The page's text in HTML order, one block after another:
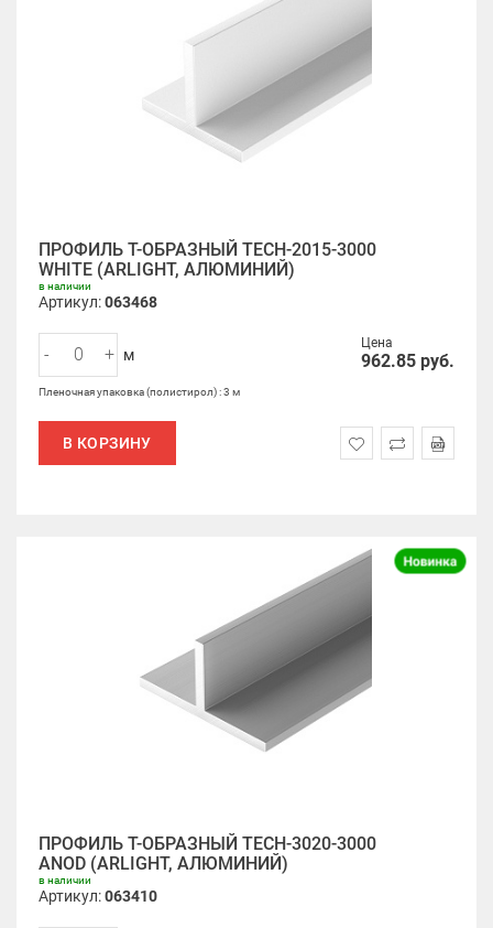
ПРОФИЛЬ Т-ОБРАЗНЫЙ TECH-2015-3000
WHITE (ARLIGHT, АЛЮМИНИЙ)
в наличии
Артикул:063468
Цена
962.85 руб.
- + м
Пленочная упаковка (полистирол) : 3 м
В КОРЗИНУ
ПРОФИЛЬ Т-ОБРАЗНЫЙ TECH-3020-3000
ANOD (ARLIGHT, АЛЮМИНИЙ)
в наличии
Артикул:063410